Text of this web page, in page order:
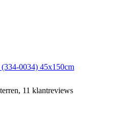
0034) 45x150cm
11 klantreviews